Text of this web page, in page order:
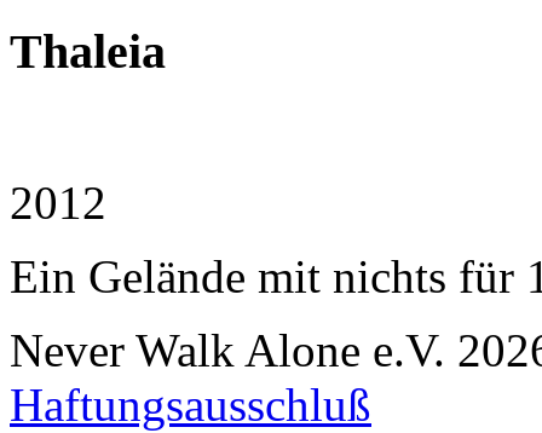
Thaleia
2012
Ein Gelände mit nichts für
Never Walk Alone e.V.
Haftungsausschluß